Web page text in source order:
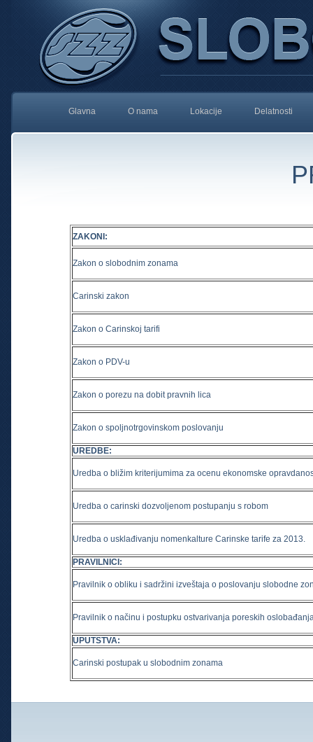
Glavna O nama Lokacije Delatnosti
ZAKONI:
Zakon o slobodnim zonama
Carinski zakon
Zakon o Carinskoj tarifi
Zakon o PDV-u
Zakon o porezu na dobit pravnih lica
Zakon o spoljnotrgovinskom poslovanju
UREDBE:
Uredba o bližim kriterijumima za ocenu ekonomske
Uredba o carinski dozvoljenom postupanju s robom
Uredba o usklađivanju nomenkalture Carinske tarife za 2013.
PRAVILNICI :
Pravilnik o obliku i sadržini izveštaja o poslovanju slobodne
Pravilnik o načinu i postupku ostvarivanja poreskih
UPUTSTVA:
Carinski postupak u slobodnim zonama